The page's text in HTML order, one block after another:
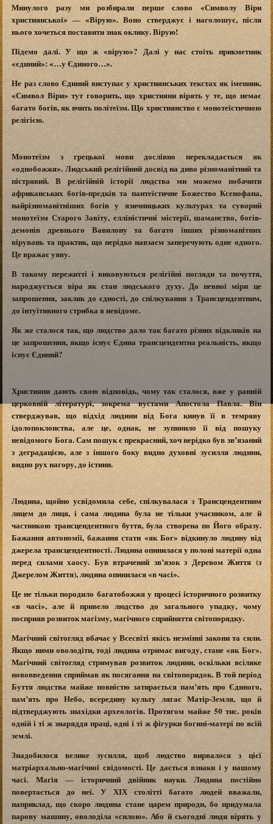
Минулого разу ми розбирали перше слово «Символу Віри
християнської» ― «Вірую». Воно стверджує і наголошує, після
нього хочеться поставити знак оклику. Вірую!
Підемо далі. У що ж «вірую»? Далі у нас стоїть прикметник
«єдиний»: «…у Єдиного…».
Не раз слово Єдиний виступає у християнських текстах як іменник.
«Символ Віри» тут говорить, що християни вірять у те, що немає
багато богів, як вчить політеїзм. Що християнство є монотеїстичною
релігією.
Монотеїзм з грецької мови дослівно перекладається як
«однобожжя». Людський релігійний досвід на диво різноманітний та
пістрявий. В релігійній історії людства ми можемо побачити
африканських богів-предків та пантеїстичне Божество Ксенофана,
найрізноманітніших богів у язичницьких культурах та суворий
монотеїзм Старого Завіту, елліністичні містерії, шаманство, богів-
демонів древнього Вавилону та багато інших різноманітних
вірувань та практик, що нерідко навзаєм заперечують одне одного.
Це вражає уяву.
В такому пережитті і виковуються релігійні погляди та почуття,
народжується віра як стан людського духу. До певної міри це
запрошення, заклик до єдності, до спілкування з Трансцендентним,
до інтуїтивного стрибка в невідоме.
Як же сталося так, що людство дало так багато різних відкликів на
це запрошення, якщо існує Єдина трансцендентна реальність, якщо
існує Єдиний?
Християни дають свою відповідь, чому так сталося, вже у ранній
церковній літературі, зокрема вустами Апостола Павла. Він
стверджував, що відхід людини від Бога кинув її в темряву
ідолопоклонства, але це, однак, не зупинило її від пошуку
невідомого Бога. Сам пошук є прекрасний, хоч нерідко був зв’язаний
з деградацією, але з іншого боку видно духовні зусилля людини,
видно рух нагору, до істини.
Людина, щойно усвідомила себе, спілкувалася з Трансцендентним
лицем до лиця, і сама людина була не тільки учасником, але й
частинкою трансцендентного буття, була створена по Його образу.
Бажання автономії, бажання стати «як Бог» відкинуло людину від
джерела трансцендентності. Людина опинилася у полоні матерії одна
перед силами хаосу. Був втрачений зв’язок з Деревом Життя (з
Джерелом Життя), людина опинилася «в часі».
Це не тільки породило багатобожжя у процесі історичного розвитку
«в часі», але й привело людство до загального упадку, чому
посприяв розвиток магізму, магічного сприйняття світопорядку.
Магічний світогляд вбачає у Всесвіті якісь незмінні закони та сили.
Якщо ними оволодіти, тоді людина отримає вигоду, стане «як Бог».
Магічний світогляд стримував розвиток людини, оскільки всіляке
нововведення сприймав як посягання на світопорядок. В той період
Буття людства майже повністю затирається пам’ять про Єдиного,
пам’ять про Небо, всередину культу лягає Матір-Земля, що й
підтверджують знахідки археологів. Протягом майже 50 тис. років
одній і ті ж знаряддя праці, одні і ті ж фігурки богині-матері по всій
землі.
Знадобилося велике зусилля, щоб людство вирвалося з цієї
матріархально-магічної свідомості. Це дається взнаки і у нашому
часі. Магія ― історичний двійник науки. Людина постійно
повертається до неї. У ХІХ столітті багато людей вважали,
наприклад, що скоро людина стане царем природи, бо придумала
парову машину, оволоділа «силою». Або й сьогодні люди вірять у